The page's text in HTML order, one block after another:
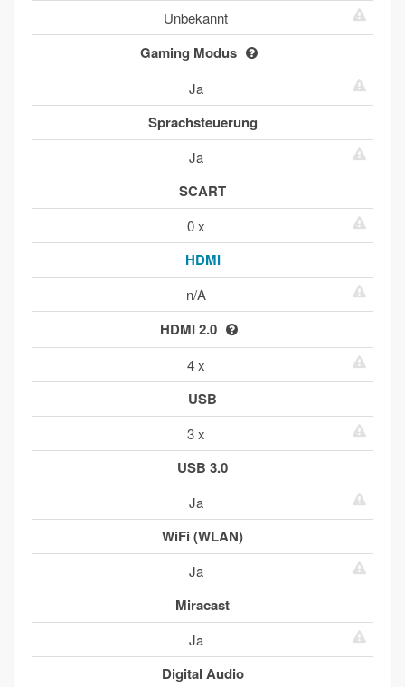
Unbekannt
Gaming Modus
Ja
Sprachsteuerung
Ja
SCART
0 x
HDMI
n/A
HDMI 2.0
4 x
USB
3 x
USB 3.0
Ja
WiFi (WLAN)
Ja
Miracast
Ja
Digital Audio